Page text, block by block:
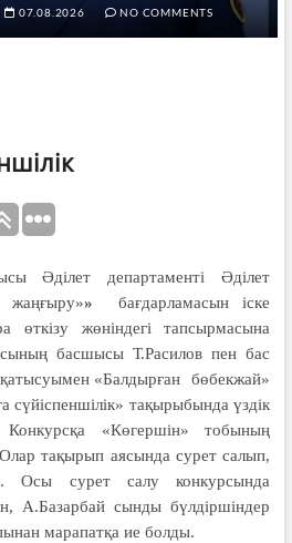
07.08.2026 NO COMMENTS
Әділет департаменті Әділет
жаңғыру»»бағдарламасын іске
өткізу жөніндегі тапсырмасына
басшысы Т.Расилов пен бас
«Балдырған бөбекжай»
тақырыбында үздік
«Көгершін» тобының
тақырып аясында сурет салып,
Осы сурет салу конкурсында
А.Базарбай сынды бүлдіршіндер
марапатқа ие болды.